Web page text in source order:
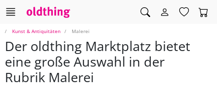
Kunst & Antiquitäten Malerei
Der oldthing Marktplatz bietet
eine große Auswahl in der
Rubrik Malerei